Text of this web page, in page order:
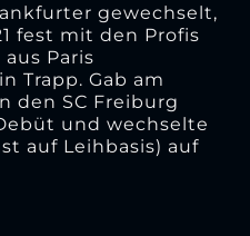
gewechselt,
fest mit den Profis
Paris
Trapp. Gab am
den SC Freiburg
und wechselte
auf Leihbasis) auf